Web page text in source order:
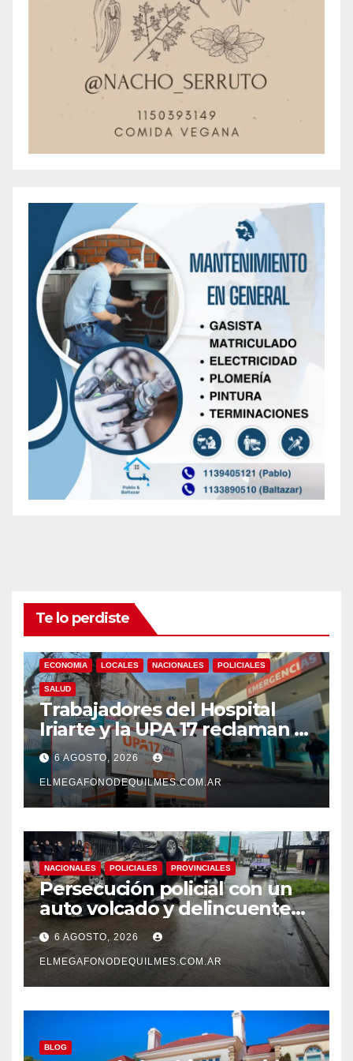
Te lo perdiste
ECONOMIA LOCALES NACIONALES POLICIALES
SALUD
Trabajadores del Hospital
Iriarte y la UPA 17 reclaman el
pase a planta de becarios y
mejoras laborales
6 AGOSTO, 2026
ELMEGAFONODEQUILMES.COM.AR
NACIONALES POLICIALES PROVINCIALES
Persecución policial con un
auto volcado y delincuentes
detenidos en San Francisco
Solano
6 AGOSTO, 2026
ELMEGAFONODEQUILMES.COM.AR
BLOG